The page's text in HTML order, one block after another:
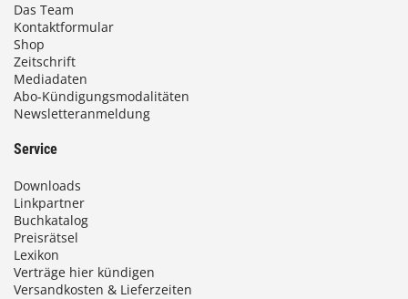
Das Team
Kontaktformular
Shop
Zeitschrift
Mediadaten
Abo-Kündigungsmodalitäten
Newsletteranmeldung
Service
Downloads
Linkpartner
Buchkatalog
Preisrätsel
Lexikon
Verträge hier kündigen
Versandkosten & Lieferzeiten